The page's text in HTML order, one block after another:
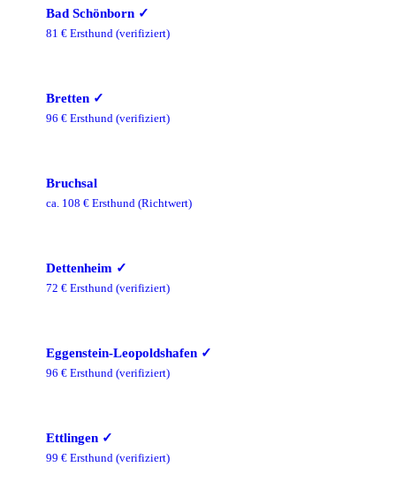
Bad Schönborn ✓
81 € Ersthund (verifiziert)
Bretten ✓
96 € Ersthund (verifiziert)
Bruchsal
ca. 108 € Ersthund (Richtwert)
Dettenheim ✓
72 € Ersthund (verifiziert)
Eggenstein-Leopoldshafen ✓
96 € Ersthund (verifiziert)
Ettlingen ✓
99 € Ersthund (verifiziert)